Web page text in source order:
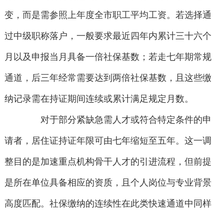
变，而是需参照上年度全市职工平均工资。若选择通
过中级职称落户，一般要求最近四年内累计三十六个
月以及申报当月具备一倍社保基数；若走七年期常规
通道，后三年经常需要达到两倍社保基数，且这些缴
纳记录需在持证期间连续或累计满足规定月数。
对于部分紧缺急需人才或符合特定条件的申
请者，居住证持证年限可由七年缩短至五年。这一调
整目的是加速重点机构骨干人才的引进流程，但前提
是所在单位具备相应的资质，且个人岗位与专业背景
高度匹配。社保缴纳的连续性在此类快速通道中同样